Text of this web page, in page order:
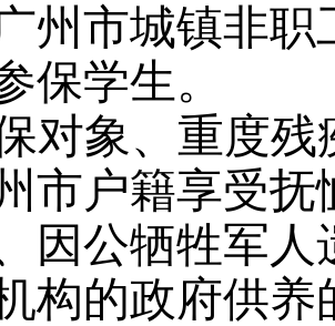
州市城镇非
保学生。
对象、重度
市户籍享受
因公牺牲军
构的政府供